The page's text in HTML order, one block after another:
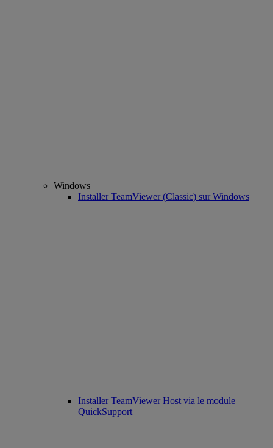
Windows
Installer TeamViewer (Classic) sur Windows
Installer TeamViewer Host via le module
QuickSupport